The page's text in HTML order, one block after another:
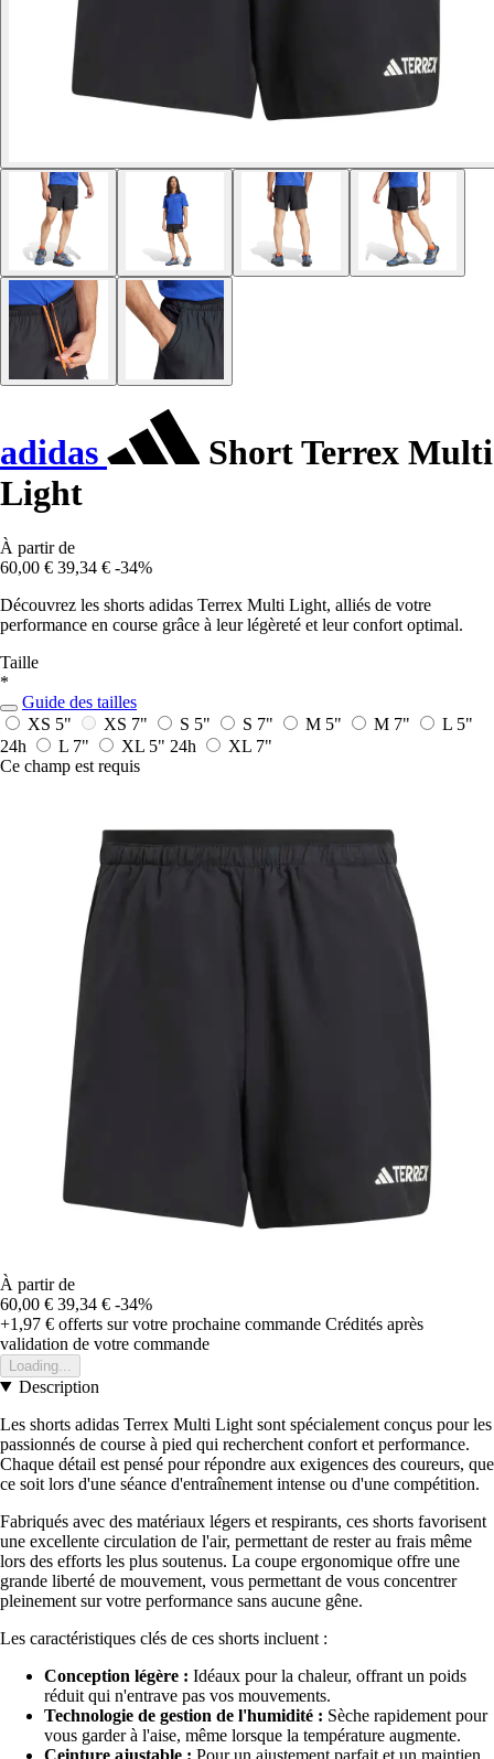
adidas
Short Terrex Multi
Light
À partir de
60,00 € 39,34 € -34%
Découvrez les shorts adidas Terrex Multi Light, alliés de votre
performance en course grâce à leur légèreté et leur confort optimal.
Taille
*
Guide des tailles
XS 5"
XS 7" S 5" S 7" M 5" M 7"
L 5"
24h
L 7" XL 5" 24h
XL 7"
Ce champ est requis
À partir de
60,00 € 39,34 € -34%
+1,97 € offerts sur votre prochaine commande Crédités après
validation de votre commande
Loading...
Description
Les shorts adidas Terrex Multi Light sont spécialement conçus pour les
passionnés de course à pied qui recherchent confort et performance.
Chaque détail est pensé pour répondre aux exigences des coureurs, que
ce soit lors d'une séance d'entraînement intense ou d'une compétition.
Fabriqués avec des matériaux légers et respirants, ces shorts favorisent
une excellente circulation de l'air, permettant de rester au frais même
lors des efforts les plus soutenus. La coupe ergonomique offre une
grande liberté de mouvement, vous permettant de vous concentrer
pleinement sur votre performance sans aucune gêne.
Les caractéristiques clés de ces shorts incluent :
Conception légère : Idéaux pour la chaleur, offrant un poids
réduit qui n'entrave pas vos mouvements.
Technologie de gestion de l'humidité : Sèche rapidement pour
vous garder à l'aise, même lorsque la température augmente.
Ceinture ajustable : Pour un ajustement parfait et un maintien